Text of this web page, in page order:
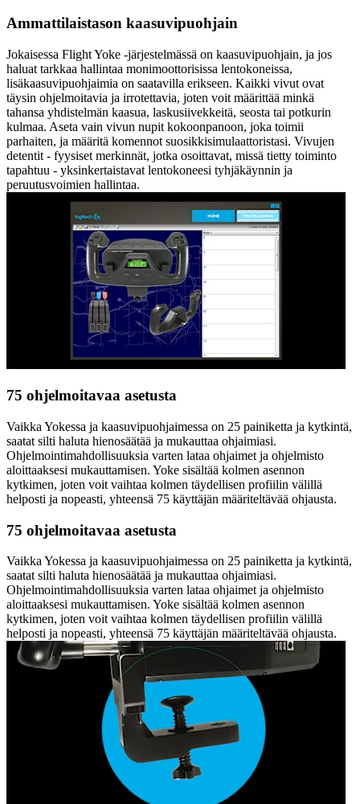
Ammattilaistason kaasuvipuohjain
Jokaisessa Flight Yoke -järjestelmässä on kaasuvipuohjain, ja jos
haluat tarkkaa hallintaa monimoottorisissa lentokoneissa,
lisäkaasuvipuohjaimia on saatavilla erikseen. Kaikki vivut ovat
täysin ohjelmoitavia ja irrotettavia, joten voit määrittää minkä
tahansa yhdistelmän kaasua, laskusiivekkeitä, seosta tai potkurin
kulmaa. Aseta vain vivun nupit kokoonpanoon, joka toimii
parhaiten, ja määritä komennot suosikkisimulaattoristasi. Vivujen
detentit - fyysiset merkinnät, jotka osoittavat, missä tietty toiminto
tapahtuu - yksinkertaistavat lentokoneesi tyhjäkäynnin ja
peruutusvoimien hallintaa.
75 ohjelmoitavaa asetusta
Vaikka Yokessa ja kaasuvipuohjaimessa on 25 painiketta ja kytkintä,
saatat silti haluta hienosäätää ja mukauttaa ohjaimiasi.
Ohjelmointimahdollisuuksia varten lataa ohjaimet ja ohjelmisto
aloittaaksesi mukauttamisen. Yoke sisältää kolmen asennon
kytkimen, joten voit vaihtaa kolmen täydellisen profiilin välillä
helposti ja nopeasti, yhteensä 75 käyttäjän määriteltävää ohjausta.
75 ohjelmoitavaa asetusta
Vaikka Yokessa ja kaasuvipuohjaimessa on 25 painiketta ja kytkintä,
saatat silti haluta hienosäätää ja mukauttaa ohjaimiasi.
Ohjelmointimahdollisuuksia varten lataa ohjaimet ja ohjelmisto
aloittaaksesi mukauttamisen. Yoke sisältää kolmen asennon
kytkimen, joten voit vaihtaa kolmen täydellisen profiilin välillä
helposti ja nopeasti, yhteensä 75 käyttäjän määriteltävää ohjausta.